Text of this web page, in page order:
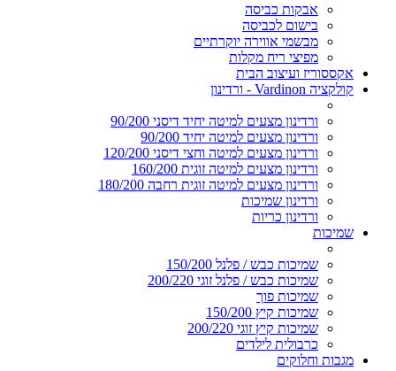
אבקות כביסה
בישום לכביסה
מבשמי אווירה יוקרתיים
מפיצי ריח מקלות
אקססוריז ועיצוב הבית
קולקציה Vardinon - ורדינון
ורדינון מצעים למיטה יחיד דיסני 90/200
ורדינון מצעים למיטה יחיד 90/200
ורדינון מצעים למיטה וחצי דיסני 120/200
ורדינון מצעים למיטה זוגית 160/200
ורדינון מצעים למיטה זוגית רחבה 180/200
ורדינון שמיכות
ורדינון כריות
שמיכות
שמיכות כבש / פלנל 150/200
שמיכות כבש / פלנל זוגי 200/220
שמיכות פוך
שמיכות קיץ 150/200
שמיכות קיץ זוגי 200/220
כרבולית לילדים
מגבות וחלוקים